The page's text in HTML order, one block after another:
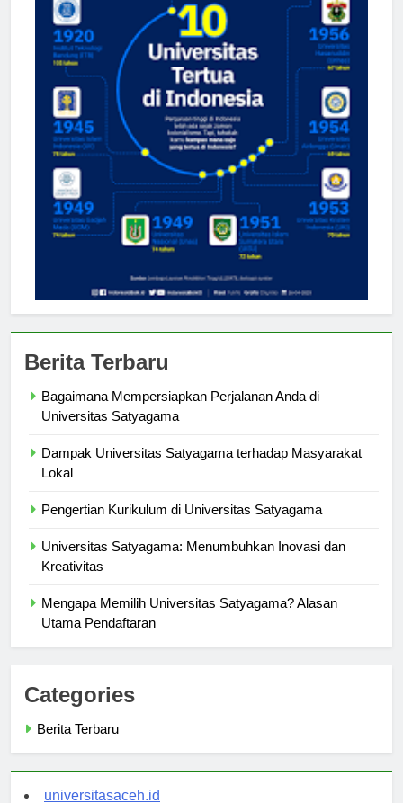
Bagaimana Mempersiapkan Perjalanan Anda di
Dampak Universitas Satyagama terhadap Masyarakat
Universitas Satyagama: Menumbuhkan Inovasi dan
Mengapa Memilih Universitas Satyagama? Alasan
Categories